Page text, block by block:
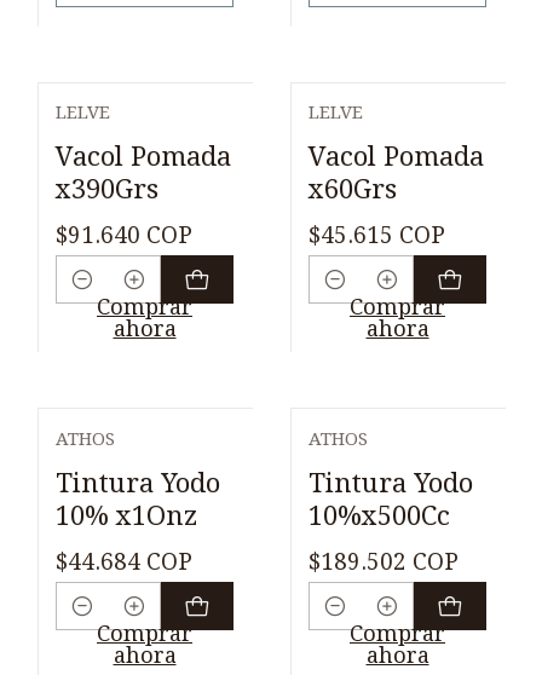
LELVE
Vacol Pomada
x390Grs
$91.640 COP
Cantidad
Comprar
ahora
LELVE
Vacol Pomada
x60Grs
$45.615 COP
Cantidad
Comprar
ahora
ATHOS
Tintura Yodo
10% x1Onz
$44.684 COP
Cantidad
Comprar
ahora
ATHOS
Tintura Yodo
10%x500Cc
$189.502 COP
Cantidad
Comprar
ahora